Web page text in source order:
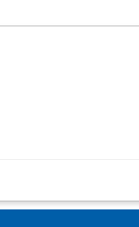
wraz ze sprzętem